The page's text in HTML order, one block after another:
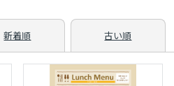
新着順 古い順